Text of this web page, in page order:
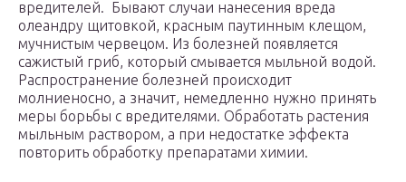
вредителей. Бывают случаи нанесения вреда
олеандру щитовкой, красным паутинным клещом,
мучнистым червецом. Из болезней появляется
сажистый гриб, который смывается мыльной водой.
Распространение болезней происходит
молниеносно, а значит, немедленно нужно принять
меры борьбы с вредителями. Обработать растения
мыльным раствором, а при недостатке эффекта
повторить обработку препаратами химии.